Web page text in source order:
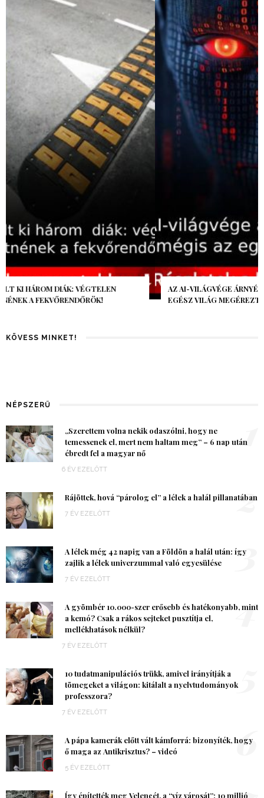
AZ AI-VILÁGVÉGE ÁRNYÉKA, CSAK PÁR ÓRA VOLT, MÉGIS AZ
EGÉSZ VILÁG MEGÉREZTE…
KÖVESS MINKET!
NÉPSZERŰ
„Szerettem volna nekik odaszólni, hogy ne
temessenek el, mert nem haltam meg” – 6 nap után
ébredt fel a magyar nő
6 ÉV EZELŐTT
1
Rájöttek, hová “párolog el” a lélek a halál pillanatában
7 ÉV EZELŐTT 2
A lélek még 42 napig van a Földön a halál után: így
zajlik a lélek univerzummal való egyesülése
7 ÉV EZELŐTT
3
A gyömbér 10.000-szer erősebb és hatékonyabb, mint
a kemó? Csak a rákos sejteket pusztítja el,
mellékhatások nélkül?
7 ÉV EZELŐTT
4
10 tudatmanipulációs trükk, amivel irányítják a
tömegeket a világon: kitálalt a nyelvtudományok
professzora?
7 ÉV EZELŐTT
A pápa kamerák előtt vált kámforrá: bizonyíték, hogy
ő maga az Antikrisztus? – videó
5 ÉV EZELŐTT
6
Így építették meg Velencét, a “víz városát”: 10 millió